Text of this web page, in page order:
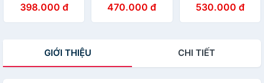
cách mới 15,6
398.000 đ
cấp phong cách
mới
470.000 đ
17.5inh thời trang
công sở cao cấp
530.000 đ
GIỚI THIỆU CHI TIẾT